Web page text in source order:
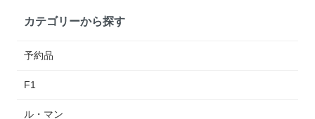
カテゴリーから探す
予約品
F1
ル・マン